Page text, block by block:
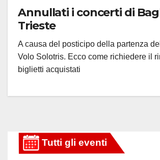
Annullati i concerti di
Trieste
A causa del posticipo della partenza
Volo Solotris. Ecco come richiedere il
biglietti acquistati